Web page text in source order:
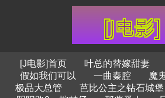
[J电影]首页 叶总的替嫁甜妻
假如我们可以
一曲秦腔
魔
极品大总管
芭比公主之钻石城堡